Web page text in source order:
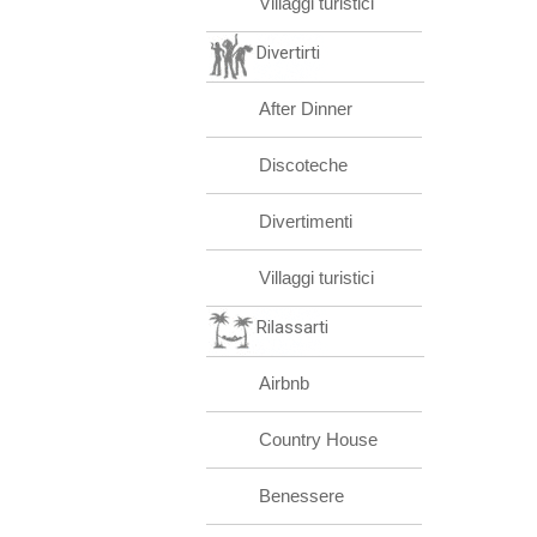
Divertirti
After Dinner
Discoteche
Divertimenti
Villaggi turistici
Rilassarti
Airbnb
Country House
Benessere